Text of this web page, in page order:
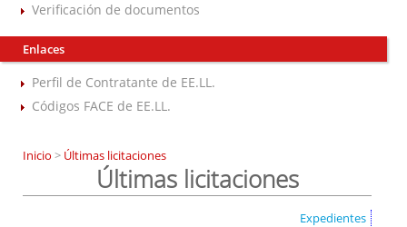
Verificación de documentos
Enlaces
Perfil de Contratante de EE.LL.
Códigos FACE de EE.LL.
Inicio > Últimas licitaciones
Últimas licitaciones
Expedientes